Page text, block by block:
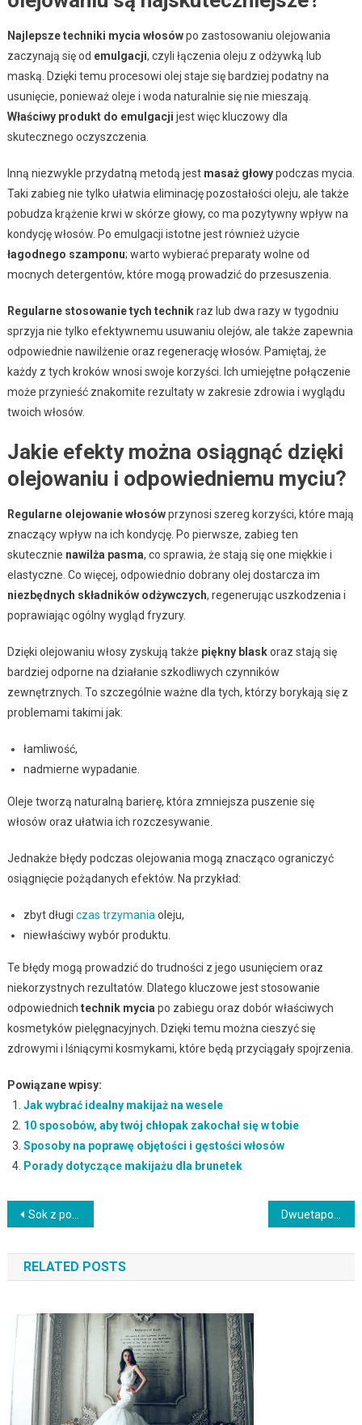
Najlepsze techniki mycia włosówpo zastosowaniu olejowania
zaczynają się od emulgacji, czyli łączenia oleju z odżywką lub
maską. Dzięki temu procesowi olej staje się bardziej podatny na
usunięcie, ponieważ oleje i woda naturalnie się nie mieszają.
Właściwy produkt do emulgacji jest więc kluczowy dla
skutecznego oczyszczenia.
Inną niezwykle przydatną metodą jest masaż głowypodczas mycia.
Taki zabieg nie tylko ułatwia eliminację pozostałości oleju, ale także
pobudza krążenie krwi w skórze głowy, co ma pozytywny wpływ na
kondycję włosów. Po emulgacji istotne jest również użycie
łagodnego szamponu; warto wybierać preparaty wolne od
mocnych detergentów, które mogą prowadzić do przesuszenia.
Regularne stosowanie tych technikraz lub dwa razy w tygodniu
sprzyja nie tylko efektywnemu usuwaniu olejów, ale także zapewnia
odpowiednie nawilżenie oraz regenerację włosów. Pamiętaj, że
każdy z tych kroków wnosi swoje korzyści. Ich umiejętne połączenie
może przynieść znakomite rezultaty w zakresie zdrowia i wyglądu
twoich włosów.
Jakie efekty można osiągnąć dzięki
olejowaniu i odpowiedniemu myciu?
Regularne olejowanie włosówprzynosi szereg korzyści, które mają
znaczący wpływ na ich kondycję. Po pierwsze, zabieg ten
skutecznie nawilża pasma, co sprawia, że stają się one miękkie i
elastyczne. Co więcej, odpowiednio dobrany olej dostarcza im
niezbędnych składników odżywczych, regenerując uszkodzenia i
poprawiając ogólny wygląd fryzury.
Dzięki olejowaniu włosy zyskują także piękny blaskoraz stają się
bardziej odporne na działanie szkodliwych czynników
zewnętrznych. To szczególnie ważne dla tych, którzy borykają się z
problemami takimi jak:
łamliwość,
nadmierne wypadanie.
Oleje tworzą naturalną barierę, która zmniejsza puszenie się
włosów oraz ułatwia ich rozczesywanie.
Jednakże błędy podczas olejowania mogą znacząco ograniczyć
osiągnięcie pożądanych efektów. Na przykład:
zbyt długi czas trzymaniaoleju,
niewłaściwy wybór produktu.
Te błędy mogą prowadzić do trudności z jego usunięciem oraz
niekorzystnych rezultatów. Dlatego kluczowe jest stosowanie
odpowiednich technik myciapo zabiegu oraz dobór właściwych
kosmetyków pielęgnacyjnych. Dzięki temu można cieszyć się
zdrowymi i lśniącymi kosmykami, które będą przyciągały spojrzenia.
Powiązane wpisy:
Jak wybrać idealny makijaż na wesele
10 sposobów, aby twój chłopak zakochał się w tobie
Sposoby na poprawę objętości i gęstości włosów
Porady dotyczące makijażu dla brunetek
Nawigacja
wpisu
Sok z pokrzywy na włosy – efekty, właściwości i stosowanie Dwuetapowe oczyszczanie twarzy: Jak skutecznie zadbać o cerę?
RELATED POSTS